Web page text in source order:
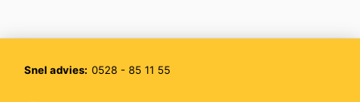
Snel advies: 0528 - 85 11 55